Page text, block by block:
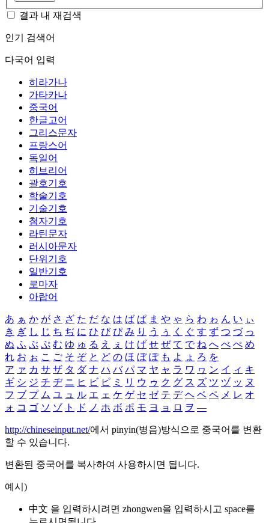
결과 내 재검색
인기 검색어
다국어 입력
히라가나
가타카나
중국어
한글고어
그리스문자
프랑스어
독일어
히브리어
괄호기호
학술기호
기술기호
첨자기호
라틴문자
러시아문자
단위기호
일반기호
로마자
아랍어
あ ぁ か が さ ざ た だ な は ば ぱ ま や ゃ ら わ ゎ ん い ぃ
き ぎ し じ ち ぢ に ひ び ぴ み り う ぅ く ぐ す ず つ づ っ
ぬ ふ ぶ ぷ む ゆ ゅ る え ぇ け げ せ ぜ て で ね へ べ ぺ め
れ お ぉ こ ご そ ぞ と ど の ほ ぼ ぽ も よ ょ ろ を
ア ァ カ サ ザ タ ダ ナ ハ バ パ マ ヤ ャ ラ ワ ヮ ン イ ィ キ
ギ シ ジ チ ヂ ニ ヒ ビ ピ ミ リ ウ ゥ ク グ ス ズ ツ ヅ ッ ヌ
フ ブ プ ム ユ ュ ル エ ェ ケ ゲ セ ゼ テ デ ヘ ベ ペ メ レ オ
ォ コ ゴ ソ ゾ ト ド ノ ホ ボ ポ モ ヨ ョ ロ ヲ ―
http://chineseinput.net/에서 pinyin(병음)방식으로 중국어를 변환
할 수 있습니다.
변환된 중국어를 복사하여 사용하시면 됩니다.
예시)
中文 을 입력하시려면 zhongwen을 입력하시고 space를